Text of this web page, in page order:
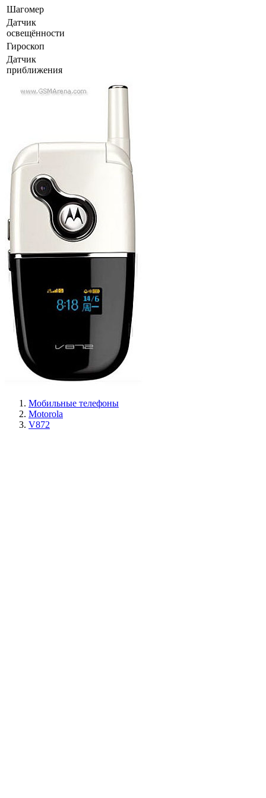
Шагомер
Датчик
освещённости
Гироскоп
Датчик
приближения
Мобильные телефоны
Motorola
V872